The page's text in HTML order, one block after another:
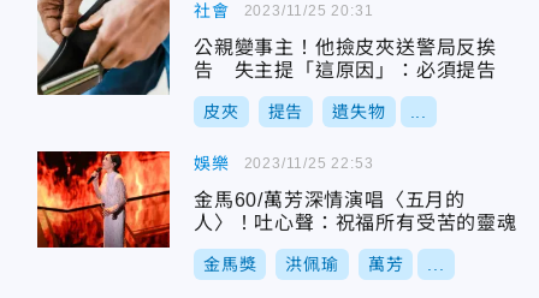
社會
公親變事主！他撿皮夾送警局反挨
告 失主提「這原因」：必須提告
皮夾 提告 遺失物
2023/11/25 20:31
娛樂
金馬60/萬芳深情演唱〈五月的
人〉！吐心聲：祝福所有受苦的靈魂
金馬獎 洪佩瑜 萬芳
2023/11/25 22:53